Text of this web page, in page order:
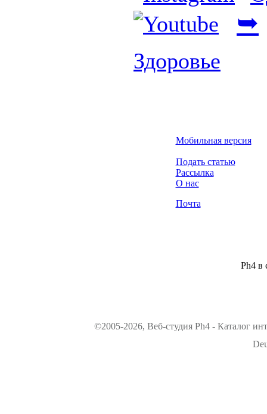
➥
Здоровье
Мобильная версия
Подать статью
Рассылка
О нас
Почта
Ph4 в
©2005-2026, Веб-студия Ph4 - Каталог